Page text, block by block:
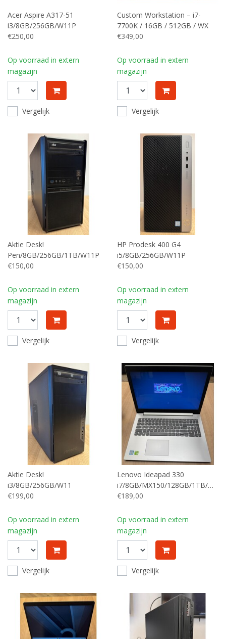
Acer Aspire A317-51
i3/8GB/256GB/W11P
€250,00
Op voorraad in extern
magazijn
Vergelijk
Custom Workstation – i7-
7700K / 16GB / 512GB / WX
7100 / W11 Pro
€349,00
Op voorraad in extern
magazijn
Vergelijk
Aktie Desk!
Pen/8GB/256GB/1TB/W11P
€150,00
Op voorraad in extern
magazijn
Vergelijk
HP Prodesk 400 G4
i5/8GB/256GB/W11P
€150,00
Op voorraad in extern
magazijn
Vergelijk
Aktie Desk!
i3/8GB/256GB/W11
€199,00
Op voorraad in extern
magazijn
Vergelijk
Lenovo Ideapad 330
i7/8GB/MX150/128GB/1TB/W11P
€189,00
Op voorraad in extern
magazijn
Vergelijk